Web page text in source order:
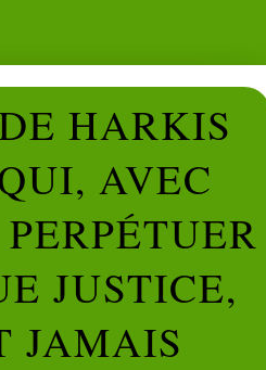
HARKIS
AVEC
JUSTICE,
JAMAIS